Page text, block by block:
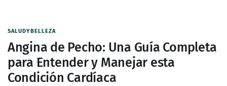
SALUDYBELLEZA
Angina de Pecho: Una Guía Completa
para Entender y Manejar esta
Condición Cardíaca